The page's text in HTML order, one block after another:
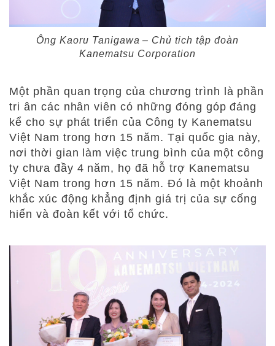
Ông Kaoru Tanigawa – Chủ tich tập đoàn
Kanematsu Corporation
Một phần quan trọng của chương trình là phần
tri ân các nhân viêncó những đóng góp đáng
kể cho sự phát triển của Công ty Kanematsu
Việt Nam trong hơn 15 năm. Tại quốc gia này,
nơi thời gian làm việc trung bình của một công
ty chưa đầy 4 năm, họ đã hỗ trợ Kanematsu
Việt Nam trong hơn 15 năm. Đó là một khoảnh
khắc xúc động khẳng định giá trị của sự cống
hiến và đoàn kết với tổ chức.